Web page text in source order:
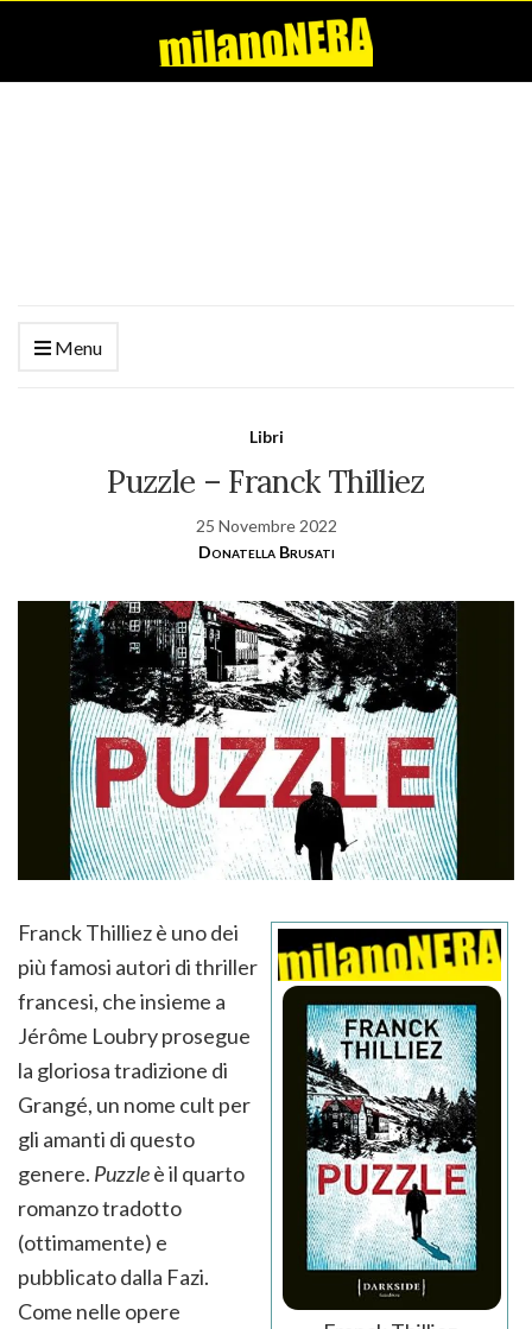
Menu
Libri
Puzzle – Franck Thilliez
25 Novembre 2022
Donatella Brusati
Franck Thilliez è uno dei
più famosi autori di thriller
francesi, che insieme a
Jérôme Loubry prosegue
la gloriosa tradizione di
Grangé, un nome cult per
gli amanti di questo
genere. Puzzleè il quarto
romanzo tradotto
(ottimamente) e
pubblicato dalla Fazi.
Come nelle opere